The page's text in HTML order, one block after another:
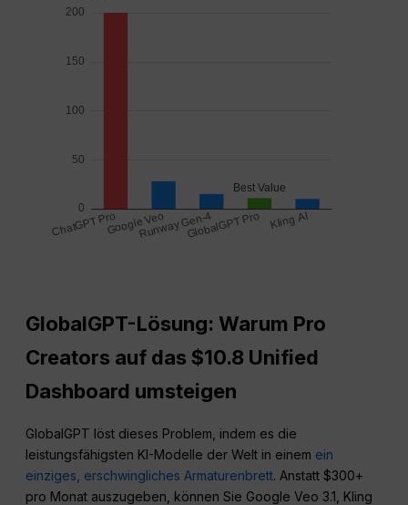
GlobalGPT-Lösung: Warum Pro
Creators auf das $10.8 Unified
Dashboard umsteigen
GlobalGPT löst dieses Problem, indem es die
leistungsfähigsten KI-Modelle der Welt in einem ein
einziges, erschwingliches Armaturenbrett. Anstatt $300+
pro Monat auszugeben, können Sie Google Veo 3.1, Kling